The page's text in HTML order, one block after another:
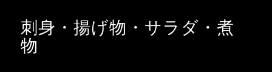
刺身・揚げ物・サラダ・煮
物